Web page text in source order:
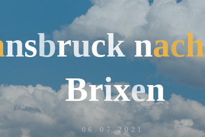
nsbruck nach
Brixen
06.07.2021